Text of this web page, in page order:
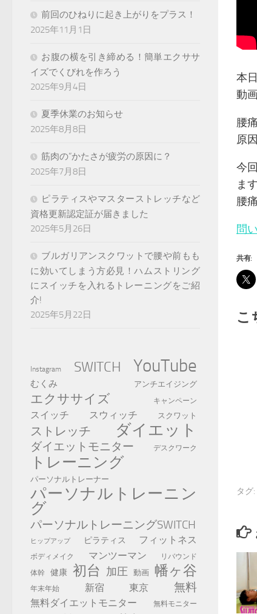
本
動
腰
原
今
ま
腰
問
共有:
こ
タグ:
前回のひねりに起き上がりをプラス！
2025年11月1日
お腹の横を引き締める！簡単エクササ
イズでくびれを作ろう
2025年9月4日
夏季休業のお知らせ
2025年8月8日
筋肉の”かたさが疲労の原因に？
2025年7月8日
ピラティスやマスターストレッチなど
資格更新認定証が届きました
2025年5月26日
ブルガリアンスクワットで腰や前もも
に効いてしまう方必見！ハムストリング
にスイッチを入れるトレーニングをご紹
介!
2025年5月22日
Instagram SWITCH YouTube
むくみ アンチエイジング
エクササイズ キャンペーン
スイッチ スウィッチ スクワット
ストレッチ ダイエット
ダイエットモニター デスクワーク
トレーニング
パーソナルトレーナー
パーソナルトレーニン
グ
パーソナルトレーニングSWITCH
ヒップアップ ピラティス フィットネス
ボディメイク マンツーマン
リバウンド
体幹
健康 初台 加圧 動画 幡ヶ谷
年末年始 新宿 東京 無料
無料ダイエットモニター 無料モニター